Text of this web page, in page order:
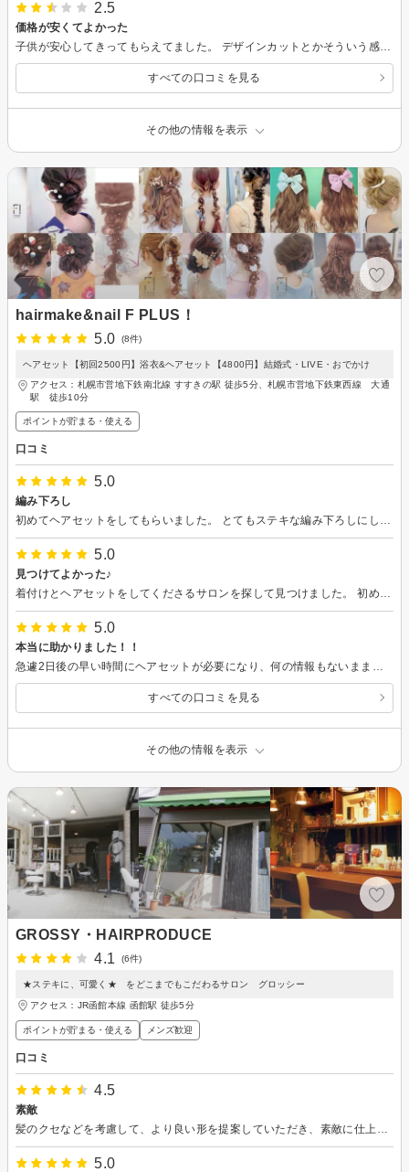
2.5
価格が安くてよかった
子供が安心してきってもらえてました。 デザインカットとかそういう感じではなかったので、流行のオシャレ感というよりはまっすぐ綺麗に整えてくれた感じでした。
すべての口コミを見る
その他の情報を表示
hairmake&nail F PLUS！
5.0
(8件)
ヘアセット【初回2500円】浴衣&ヘアセット【4800円】結婚式・LIVE・おでかけ
アクセス：札幌市営地下鉄南北線 すすきの駅 徒歩5分、札幌市営地下鉄東西線 大通
駅 徒歩10分
ポイントが貯まる・使える
口コミ
5.0
編み下ろし
5.0
見つけてよかった♪
5.0
本当に助かりました！！
すべての口コミを見る
その他の情報を表示
GROSSY・HAIRPRODUCE
4.1
(6件)
★ステキに、可愛く★ をどこまでもこだわるサロン グロッシー
アクセス：JR函館本線 函館駅 徒歩5分
ポイントが貯まる・使える メンズ歓迎
口コミ
4.5
素敵
5.0